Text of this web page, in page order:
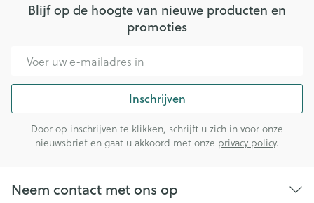
Blijf op de hoogte van nieuwe producten en
promoties
Inschrijven
Door op inschrijven te klikken, schrijft u zich in voor onze
nieuwsbrief en gaat u akkoord met onze privacy policy.
Neem contact met ons op